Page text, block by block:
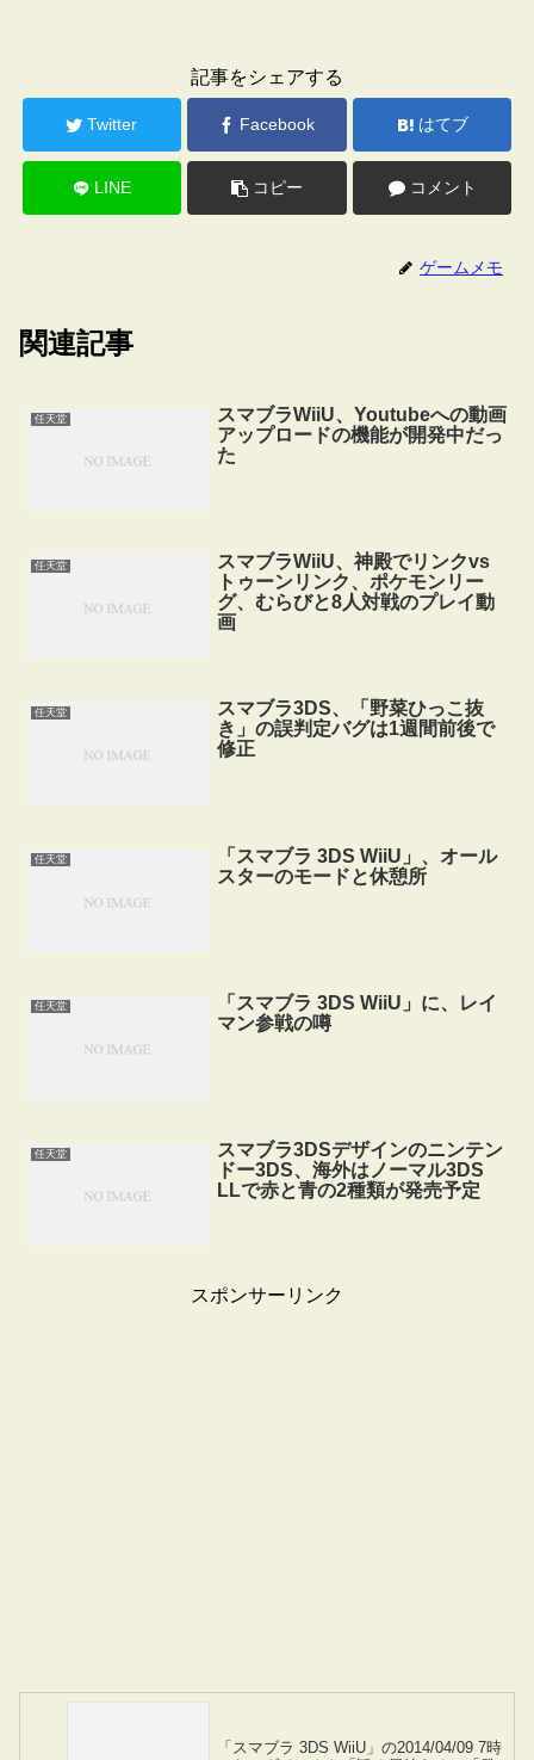
記事をシェアする
Twitter Facebook はてブ
LINE コピー コメント
ゲームメモ
関連記事
任天堂
スマブラWiiU、Youtubeへの動画
アップロードの機能が開発中だっ
た
任天堂
スマブラWiiU、神殿でリンクvs
トゥーンリンク、ポケモンリー
グ、むらびと8人対戦のプレイ動
画
任天堂
スマブラ3DS、「野菜ひっこ抜
き」の誤判定バグは1週間前後で
修正
任天堂
「スマブラ 3DS WiiU」、オール
スターのモードと休憩所
任天堂
「スマブラ 3DS WiiU」に、レイ
マン参戦の噂
任天堂
スマブラ3DSデザインのニンテン
ドー3DS、海外はノーマル3DS
LLで赤と青の2種類が発売予定
スポンサーリンク
「スマブラ 3DS WiiU」の2014/04/09 7時